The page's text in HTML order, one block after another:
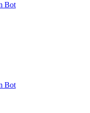
Bot
Bot